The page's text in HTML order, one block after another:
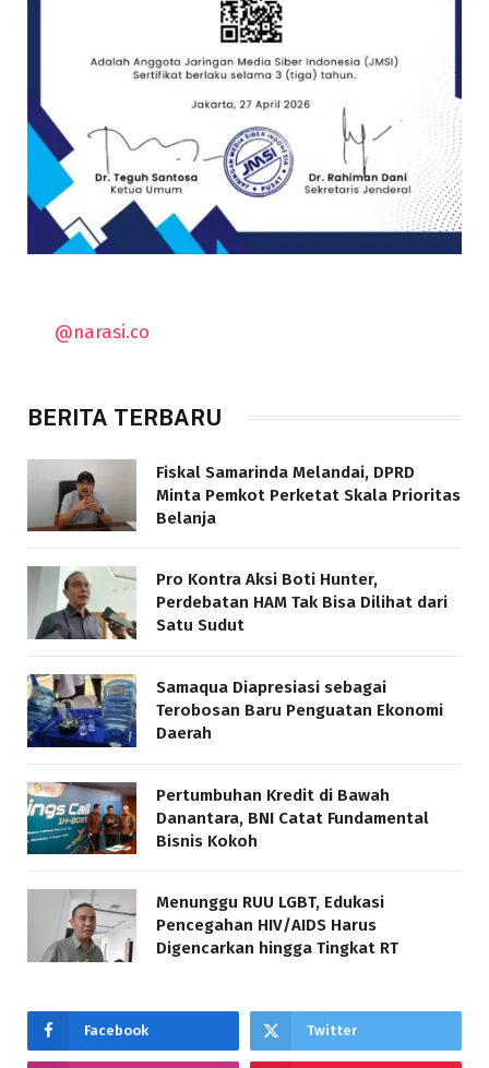
@narasi.co
BERITA TERBARU
Fiskal Samarinda Melandai, DPRD
Minta Pemkot Perketat Skala Prioritas
Belanja
Pro Kontra Aksi Boti Hunter,
Perdebatan HAM Tak Bisa Dilihat dari
Satu Sudut
Samaqua Diapresiasi sebagai
Terobosan Baru Penguatan Ekonomi
Daerah
Pertumbuhan Kredit di Bawah
Danantara, BNI Catat Fundamental
Bisnis Kokoh
Menunggu RUU LGBT, Edukasi
Pencegahan HIV/AIDS Harus
Digencarkan hingga Tingkat RT
Facebook Twitter